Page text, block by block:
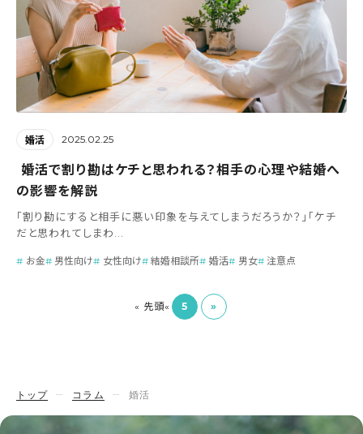
婚活 2025.02.25
婚活で割り勘はケチと思われる？相手の心理や結婚へ
の影響を解説
「割り勘にすると相手に悪い印象を与えてしまうだろうか？」「ケチ
だと思われてしまわ...
お金 男性向け 女性向け 結婚相談所 婚活 男女 注意点
« 先頭« 5 »
トップ コラム 婚活